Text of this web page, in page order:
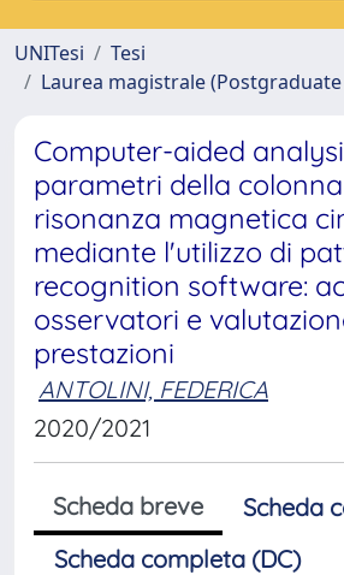
UNITesi
Tesi
Laurea magistrale
Computer-aided
parametri della
risonanza magnetica
mediante l'utilizzo di
recognition software:
osservatori e
prestazioni
ANTOLINI, FEDERICA
2020/2021
Scheda breve
Scheda
Scheda completa (DC)